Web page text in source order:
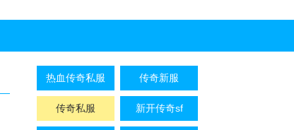
热血传奇私服 传奇新服
传奇私服 新开传奇sf